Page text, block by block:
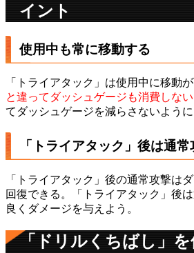
イント
使用中も常に移動する
「トライアタック」は使用中に移動が
と違ってダッシュゲージも消費しない
てダッシュゲージを減らさないように
「トライアタック」後は通
「トライアタック」後の通常攻撃は
回復できる。「トライアタック」後
良くダメージを与えよう。
「ドリルくちばし」